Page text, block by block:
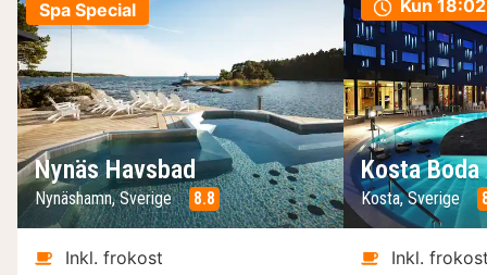
Spa Special
Nynäs Havsbad
Nynäshamn, Sverige 8.8
Inkl. frokost
Kun
Kosta
Kosta, Sverige
Inkl.